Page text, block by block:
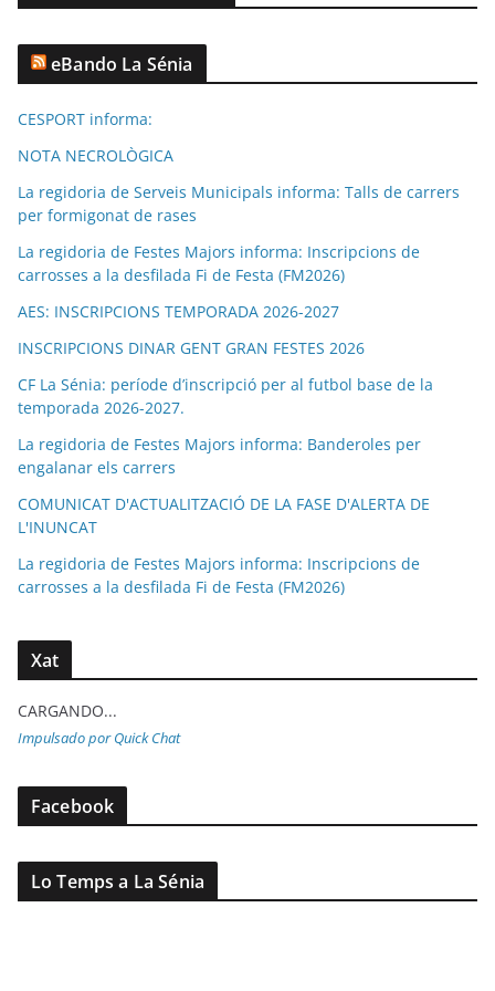
eBando La Sénia
CESPORT informa:
NOTA NECROLÒGICA
La regidoria de Serveis Municipals informa: Talls de carrers
per formigonat de rases
La regidoria de Festes Majors informa: Inscripcions de
carrosses a la desfilada Fi de Festa (FM2026)
AES: INSCRIPCIONS TEMPORADA 2026-2027
INSCRIPCIONS DINAR GENT GRAN FESTES 2026
CF La Sénia: període d’inscripció per al futbol base de la
temporada 2026-2027.
La regidoria de Festes Majors informa: Banderoles per
engalanar els carrers
COMUNICAT D'ACTUALITZACIÓ DE LA FASE D'ALERTA DE
L'INUNCAT
La regidoria de Festes Majors informa: Inscripcions de
carrosses a la desfilada Fi de Festa (FM2026)
Xat
CARGANDO...
Impulsado por Quick Chat
Facebook
Lo Temps a La Sénia